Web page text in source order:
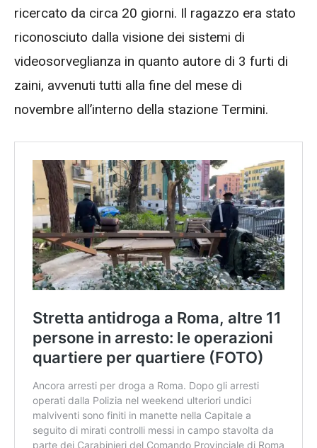
ricercato da circa 20 giorni. Il ragazzo era stato
riconosciuto dalla visione dei sistemi di
videosorveglianza in quanto autore di 3 furti di
zaini, avvenuti tutti alla fine del mese di
novembre all’interno della stazione Termini.